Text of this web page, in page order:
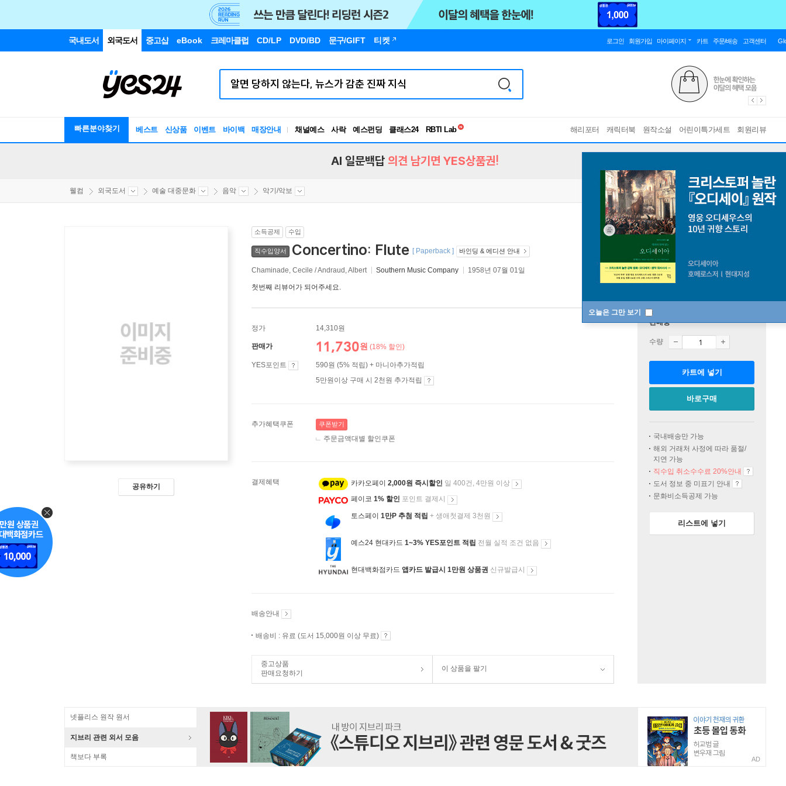
국내도서 외국도서 중고샵 eBook 크레마클럽 CD/LP DVD/BD 문구/GIFT 티켓 로그인 회원가입 마이페이지 카트 주문/배송 고객센터
빠른분야찾기 베스트 신상품 이벤트 바이백 매장안내 채널예스 사락 예스펀딩 클래스24
RBTI Lab
독서유형검사
해리포터 캐릭터북 원작소설 어린이특가세트 회원리뷰
오늘은 그만 보기
AI 일문백답 의견 남기면 YES상품권!
웰컴 외국도서 예술 대중문화 음악 악기/악보
공유하기
소득공제 수입
직수입양서 Concertino: Flute [ Paperback ] 바인딩 & 에디션 안내
Chaminade, Cecile / Andraud, Albert Southern Music Company 1958년 07월 01일
첫번째 리뷰어가 되어주세요.
정가 14,310원
판매가 11,730원 (18% 할인)
YES포인트
590원 (5% 적립) + 마니아추가적립
5만원이상 구매 시 2천원 추가적립
추가혜택쿠폰 쿠폰받기
주문금액대별 할인쿠폰
결제혜택 카카오페이 2,000원 즉시할인 일 400건, 4만원 이상
페이코 1% 할인 포인트 결제시
토스페이 1만P 추첨 적립 + 생애첫결제 3천원
예스24 현대카드 1~3% YES포인트 적립 전월 실적 조건 없음
현대백화점카드 앱카드 발급시 1만원 상품권 신규발급시
배송안내
배송비 : 유료 (도서 15,000원 이상 무료)
중고상품
판매요청하기
이 상품을 팔기
판매중
수량
카트에 넣기
바로구매
국내배송만 가능
해외 거래처 사정에 따라 품절/
지연 가능
직수입 취소수수료 20%안내
도서 정보 중 미표기 안내
문화비소득공제 가능
리스트에 넣기
넷플리스 원작 원서
지브리 관련 외서 모음
책보다 부록 AD